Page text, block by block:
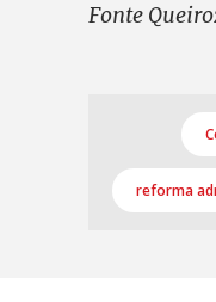
Fonte
reforma